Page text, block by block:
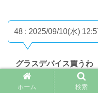
48 : 2025/09/10(水)
グラスデバイス買うわ
ホーム 検索